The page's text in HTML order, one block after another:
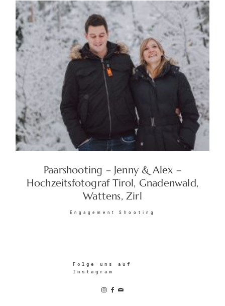
Paarshooting – Jenny & Alex –
Hochzeitsfotograf Tirol, Gnadenwald,
Wattens, Zirl
Engagement Shooting
Folge uns auf
Instagram